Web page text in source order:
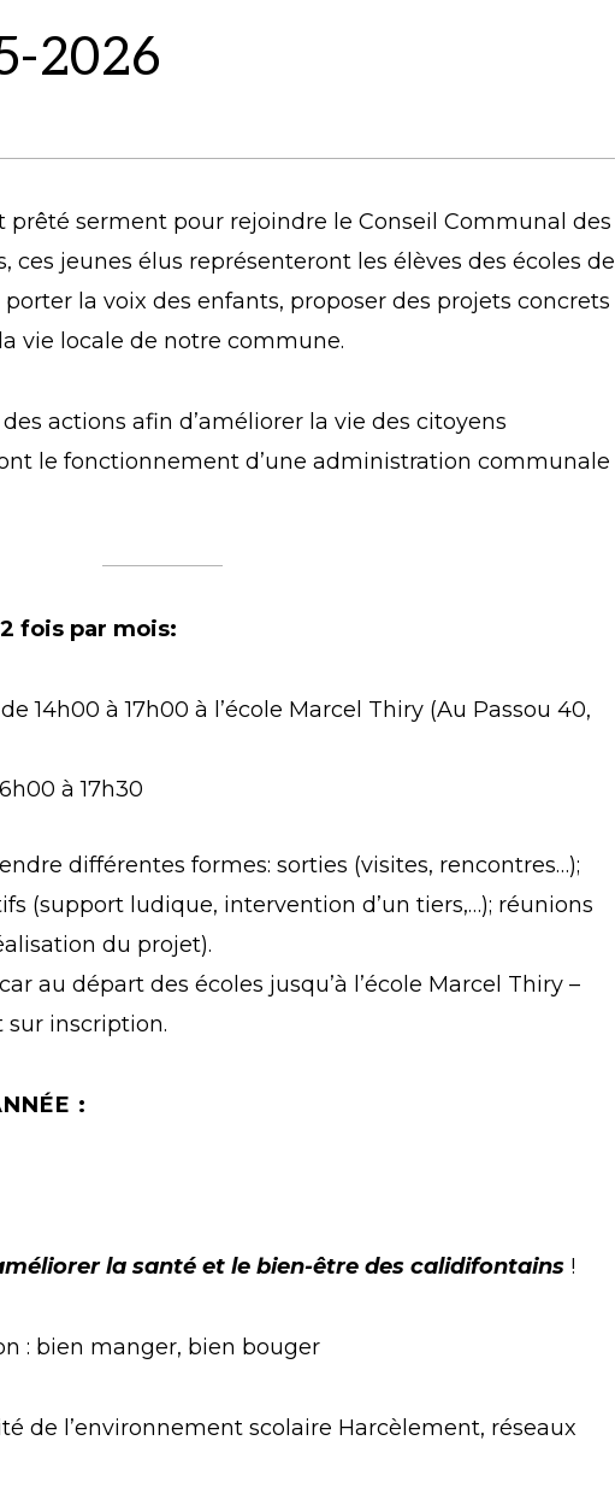
2026
prêté serment pour rejoindre le Conseil Communal des
ces jeunes élus représenteront les élèves des écoles de
la voix des enfants, proposer des projets concrets
vie locale de notre commune.
actions afin d’améliorer la vie des citoyens
le fonctionnement d’une administration communale
fois par mois:
14h00 à 17h00 à l’école Marcel Thiry (Au Passou 40,
à 17h30
différentes formes: sorties (visites, rencontres…);
(support ludique, intervention d’un tiers,…); réunions
du projet).
au départ des écoles jusqu’à l’école Marcel Thiry –
inscription.
:
la santé et le bien-être des calidifontains !
: bien manger, bien bouger
de l’environnement scolaire Harcèlement, réseaux